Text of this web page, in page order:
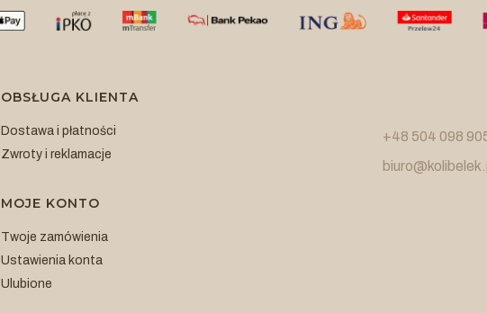
OBSŁUGA KLIENTA
Dostawa i płatności
Zwroty i reklamacje
MOJE KONTO
Twoje zamówienia
Ustawienia konta
Ulubione
+48 504 098